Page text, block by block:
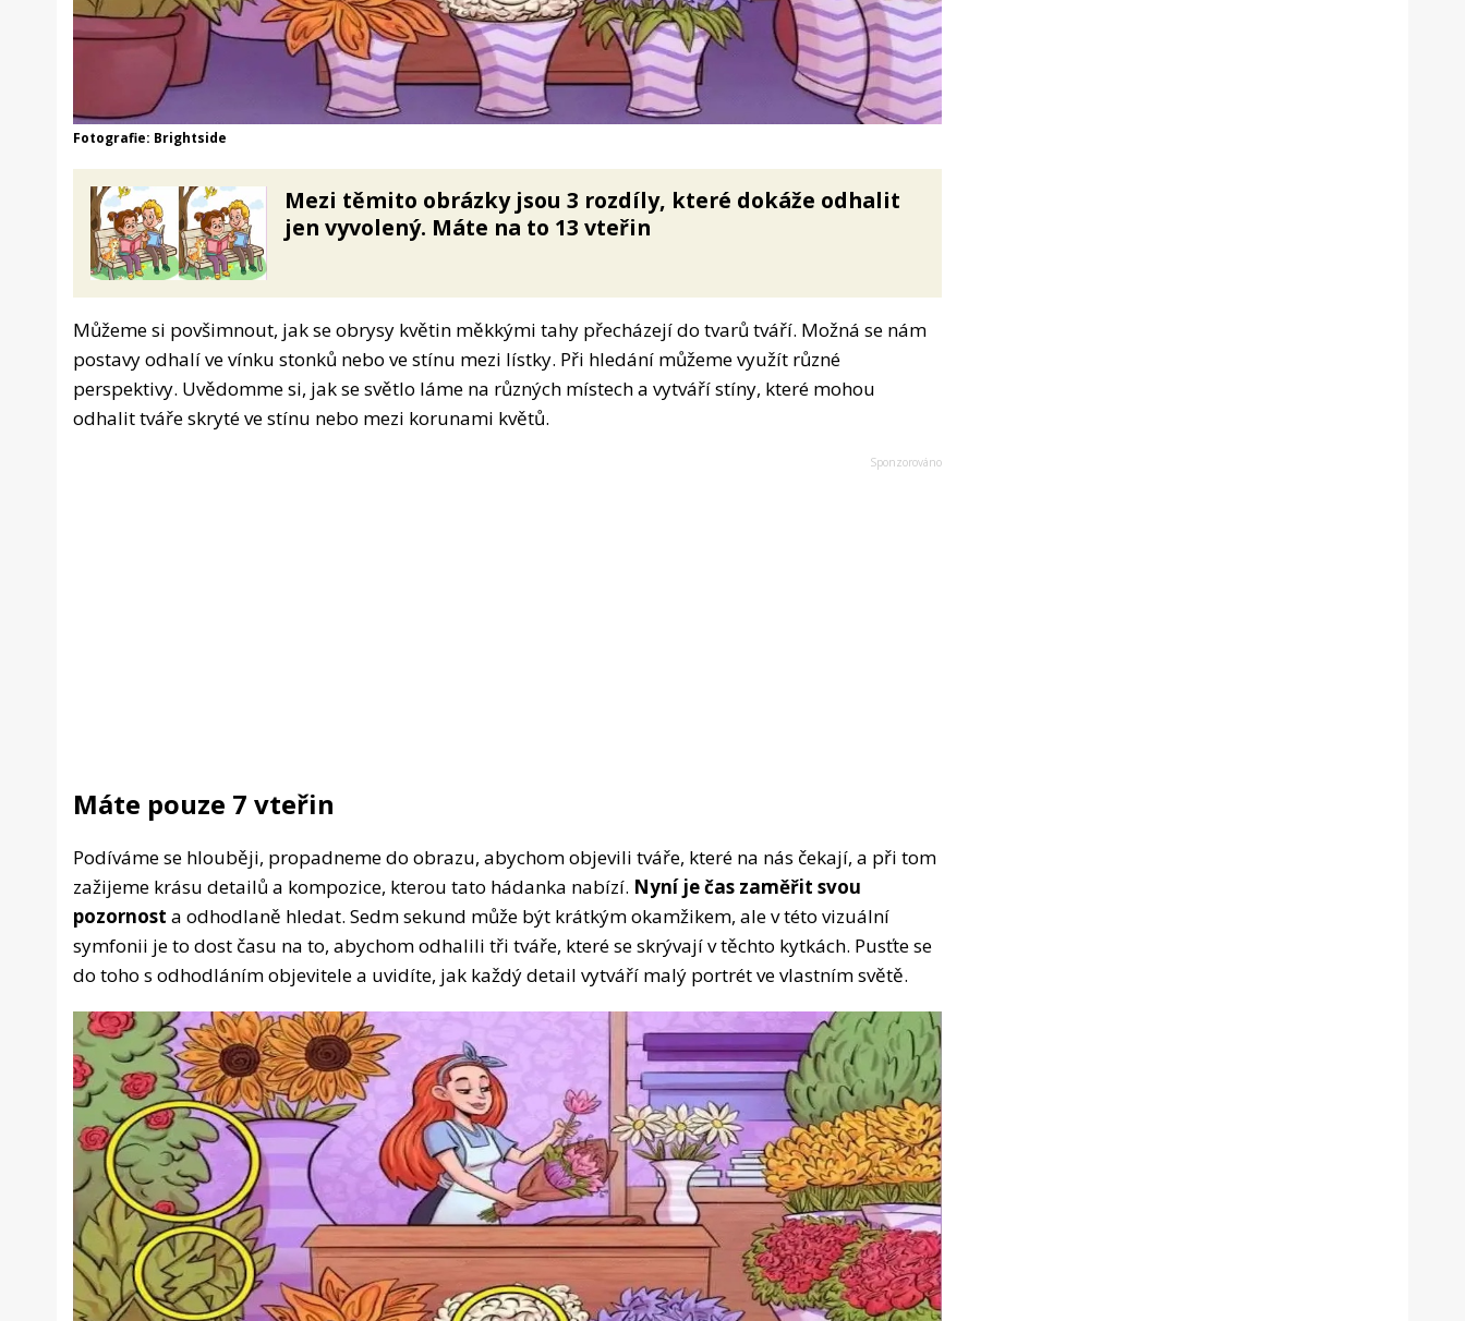
Fotografie: Brightside
Mezi těmito obrázky jsou 3 rozdíly, které dokáže odhalit
jen vyvolený. Máte na to 13 vteřin
Můžeme si povšimnout, jak se obrysy květin měkkými tahy přecházejí do tvarů tváří. Možná se nám
postavy odhalí ve vínku stonků nebo ve stínu mezi lístky. Při hledání můžeme využít různé
perspektivy. Uvědomme si, jak se světlo láme na různých místech a vytváří stíny, které mohou
odhalit tváře skryté ve stínu nebo mezi korunami květů.
Máte pouze 7 vteřin
Podíváme se hlouběji, propadneme do obrazu, abychom objevili tváře, které na nás čekají, a při tom
zažijeme krásu detailů a kompozice, kterou tato hádanka nabízí. Nyní je čas zaměřit svou
pozornost a odhodlaně hledat. Sedm sekund může být krátkým okamžikem, ale v této vizuální
symfonii je to dost času na to, abychom odhalili tři tváře, které se skrývají v těchto kytkách. Pusťte se
do toho s odhodláním objevitele a uvidíte, jak každý detail vytváří malý portrét ve vlastním světě.